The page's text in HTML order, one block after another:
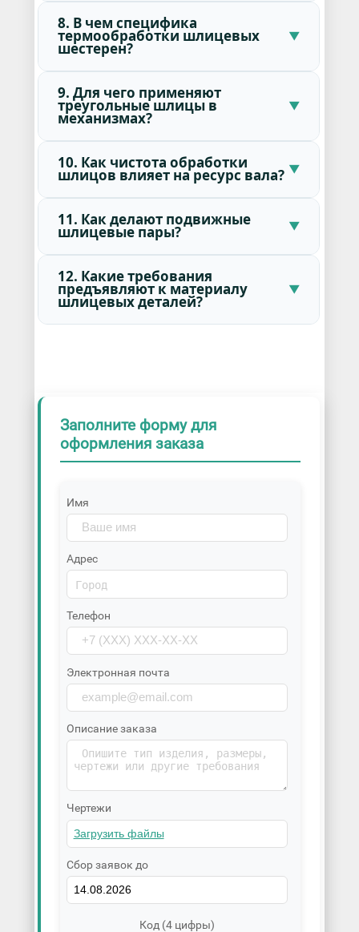
8. В чем специфика
термообработки шлицевых
шестерен?
9. Для чего применяют
треугольные шлицы в
механизмах?
10. Как чистота обработки
шлицов влияет на ресурс вала?
11. Как делают подвижные
шлицевые пары?
12. Какие требования
предъявляют к материалу
шлицевых деталей?
Заполните форму для
оформления заказа
Имя
Адрес
Телефон
Электронная почта
Описание заказа
Чертежи
Сбор заявок до
Код (4 цифры)